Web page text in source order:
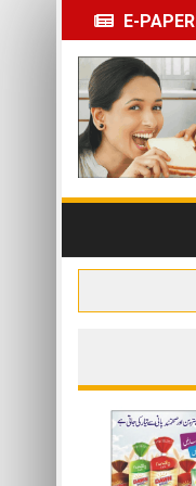
E-PAPER